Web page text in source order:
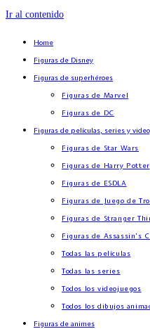
Ir al contenido
Home
Figuras de Disney
Figuras de superhéroes
Figuras de Marvel
Figuras de DC
Figuras de películas, series y
Figuras de Star Wars
Figuras de Harry Potter
Figuras de ESDLA
Figuras de Juego de
Figuras de Stranger
Figuras de Assassin’s
Todas las películas
Todas las series
Todos los videojuegos
Todos los dibujos
Figuras de animes